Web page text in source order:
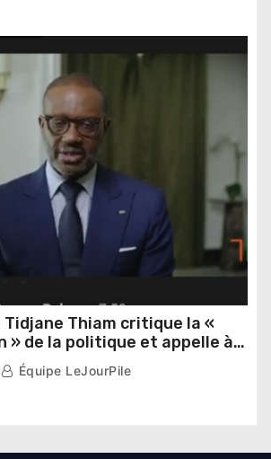
Tidjane Thiam critique la «
» de la politique et appelle à
Équipe LeJourPile